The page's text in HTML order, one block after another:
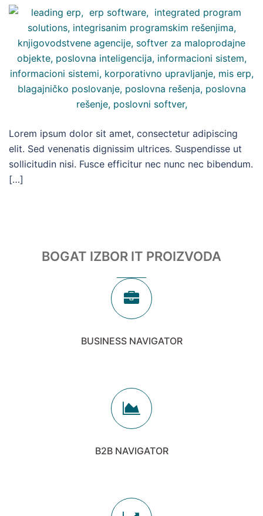
Lorem ipsum dolor sit amet, consectetur adipiscing
elit. Sed venenatis dignissim ultrices. Suspendisse ut
sollicitudin nisi. Fusce efficitur nec nunc nec bibendum.
[…]
BOGAT IZBOR IT PROIZVODA
BUSINESS NAVIGATOR
B2B NAVIGATOR